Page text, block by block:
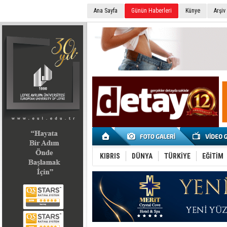
Ana Sayfa Günün Haberleri Künye Arşiv
KIBRIS DÜNYA TÜRKİYE EĞİTİM